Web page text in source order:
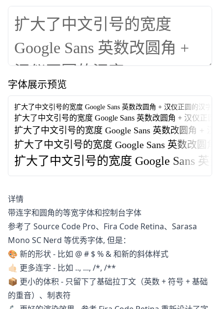
字体展示预览
扩大了中文引号的宽度 Google Sans 英数改圆角 + 汉仪正圆的汉字
扩大了中文引号的宽度 Google Sans 英数改圆角 + 汉仪正圆
扩大了中文引号的宽度 Google Sans 英数改圆角 +
扩大了中文引号的宽度 Google Sans 英数改圆
扩大了中文引号的宽度 Google Sans 英
详情
带连字和圆角的等宽字体和控制台字体
参考了 Source Code Pro、Fira Code Retina、Sarasa
Mono SC Nerd 等优秀字体, 但是：
🎨 新的形状 - 比如 @ # $ % & 和新的斜体样式
🤙🏻 更多连字 - 比如 .., ..., /*, /**
📦 更小的体积 - 只留下了基础拉丁文（英数 + 符号 + 基础
的重音）、制表符